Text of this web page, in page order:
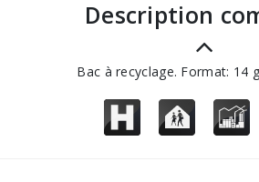
description
Bac à recyclage. Format: 14